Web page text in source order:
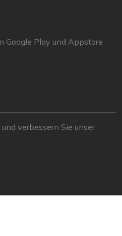
Google Play und Appstore
verbessern Sie unser